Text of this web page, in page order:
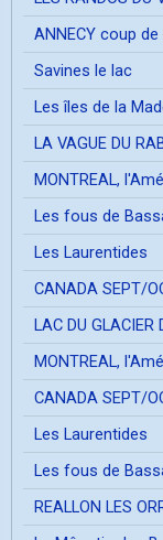
ANNECY coup
Savines le lac
Les îles de la
LA VAGUE DU
MONTREAL,
Les fous de
Les Laurentides
CANADA SEPT/
LAC DU GLACIER
MONTREAL,
CANADA SEPT/
Les Laurentides
Les fous de
REALLON LES